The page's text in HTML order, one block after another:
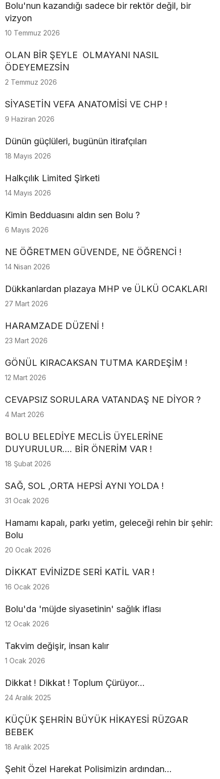
Bolu'nun kazandığı sadece bir rektör değil, bir
vizyon
10 Temmuz 2026
OLAN BİR ŞEYLE OLMAYANI NASIL
ÖDEYEMEZSİN
2 Temmuz 2026
SİYASETİN VEFA ANATOMİSİ VE CHP !
9 Haziran 2026
Dünün güçlüleri, bugünün itirafçıları
18 Mayıs 2026
Halkçılık Limited Şirketi
14 Mayıs 2026
Kimin Bedduasını aldın sen Bolu ?
6 Mayıs 2026
NE ÖĞRETMEN GÜVENDE, NE ÖĞRENCİ !
14 Nisan 2026
Dükkanlardan plazaya MHP ve ÜLKÜ OCAKLARI
27 Mart 2026
HARAMZADE DÜZENİ !
23 Mart 2026
GÖNÜL KIRACAKSAN TUTMA KARDEŞİM !
12 Mart 2026
CEVAPSIZ SORULARA VATANDAŞ NE DİYOR ?
4 Mart 2026
BOLU BELEDİYE MECLİS ÜYELERİNE
DUYURULUR.... BİR ÖNERİM VAR !
18 Şubat 2026
SAĞ, SOL ,ORTA HEPSİ AYNI YOLDA !
31 Ocak 2026
Hamamı kapalı, parkı yetim, geleceği rehin bir şehir:
Bolu
20 Ocak 2026
DİKKAT EVİNİZDE SERİ KATİL VAR !
16 Ocak 2026
Bolu'da 'müjde siyasetinin' sağlık iflası
12 Ocak 2026
Takvim değişir, insan kalır
1 Ocak 2026
Dikkat ! Dikkat ! Toplum Çürüyor...
24 Aralık 2025
KÜÇÜK ŞEHRİN BÜYÜK HİKAYESİ RÜZGAR
BEBEK
18 Aralık 2025
Şehit Özel Harekat Polisimizin ardından…